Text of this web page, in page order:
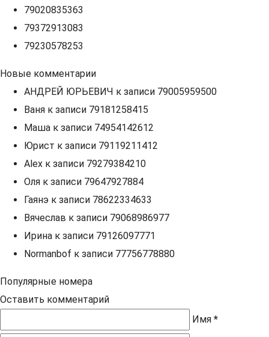
79020835363
79372913083
79230578253
Новые комментарии
АНДРЕЙ ЮРЬЕВИЧ к записи 79005959500
Ваня к записи 79181258415
Маша к записи 74954142612
Юрист к записи 79119211412
Alex к записи 79279384210
Оля к записи 79647927884
Гаянэ к записи 78622334633
Вячеслав к записи 79068986977
Ирина к записи 79126097771
Normanbof к записи 77756778880
Популярные номера
Оставить комментарий
Имя *